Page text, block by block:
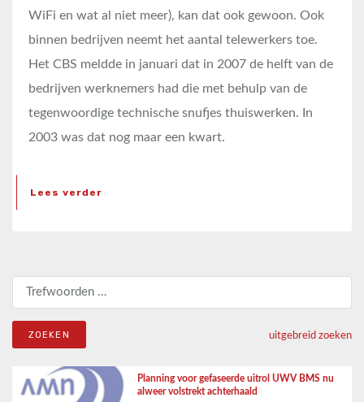
WiFi en wat al niet meer), kan dat ook gewoon. Ook
binnen bedrijven neemt het aantal telewerkers toe.
Het CBS meldde in januari dat in 2007 de helft van de
bedrijven werknemers had die met behulp van de
tegenwoordige technische snufjes thuiswerken. In
2003 was dat nog maar een kwart.
Lees verder
Zoeken naar:
uitgebreid zoeken
Planning voor gefaseerde uitrol UWV BMS nu
alweer volstrekt achterhaald